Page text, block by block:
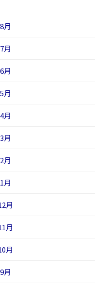
月
月
月
月
月
月
月
月
月
月
月
月